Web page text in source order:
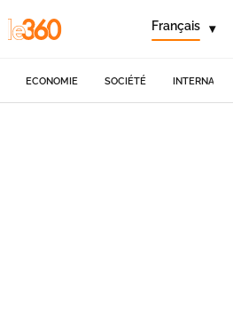
Français ▾
ECONOMIE SOCIÉTÉ